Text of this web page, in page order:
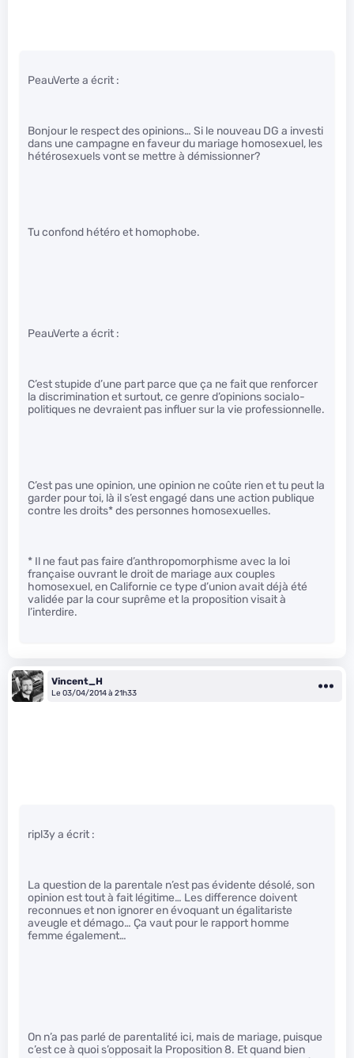
PeauVerte a écrit :
Bonjour le respect des opinions… Si le nouveau DG a investi
dans une campagne en faveur du mariage homosexuel, les
hétérosexuels vont se mettre à démissionner?
Tu confond hétéro et homophobe.
PeauVerte a écrit :
C’est stupide d’une part parce que ça ne fait que renforcer
la discrimination et surtout, ce genre d’opinions socialo-
politiques ne devraient pas influer sur la vie professionnelle.
C’est pas une opinion, une opinion ne coûte rien et tu peut la
garder pour toi, là il s’est engagé dans une action publique
contre les droits* des personnes homosexuelles.
* Il ne faut pas faire d’anthropomorphisme avec la loi
française ouvrant le droit de mariage aux couples
homosexuel, en Californie ce type d’union avait déjà été
validée par la cour suprême et la proposition visait à
l’interdire.
Vincent_H
Le 03/04/2014 à 21h33
ripl3y a écrit :
La question de la parentale n’est pas évidente désolé, son
opinion est tout à fait légitime… Les difference doivent
reconnues et non ignorer en évoquant un égalitariste
aveugle et démago… Ça vaut pour le rapport homme
femme également…
On n’a pas parlé de parentalité ici, mais de mariage, puisque
c’est ce à quoi s’opposait la Proposition 8. Et quand bien